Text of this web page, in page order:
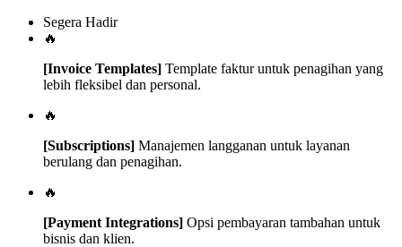
Segera Hadir
🔥
[Invoice Templates] Template faktur untuk penagihan yang
lebih fleksibel dan personal.
🔥
[Subscriptions] Manajemen langganan untuk layanan
berulang dan penagihan.
🔥
[Payment Integrations] Opsi pembayaran tambahan untuk
bisnis dan klien.